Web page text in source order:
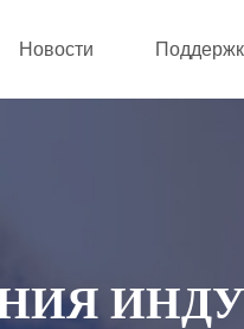
Новости